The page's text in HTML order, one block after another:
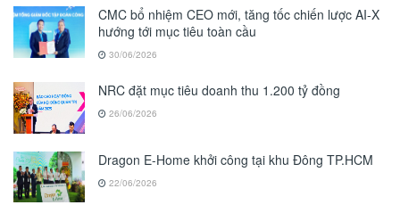
CMC bổ nhiệm CEO mới, tăng tốc chiến lược AI-X
hướng tới mục tiêu toàn cầu
30/06/2026
NRC đặt mục tiêu doanh thu 1.200 tỷ đồng
26/06/2026
Dragon E-Home khởi công tại khu Đông TP.HCM
22/06/2026